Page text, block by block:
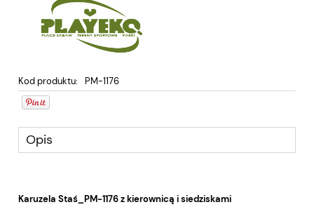
Kod produktu: PM-1176
Opis
Karuzela Staś_PM-1176 z kierownicą i siedziskami